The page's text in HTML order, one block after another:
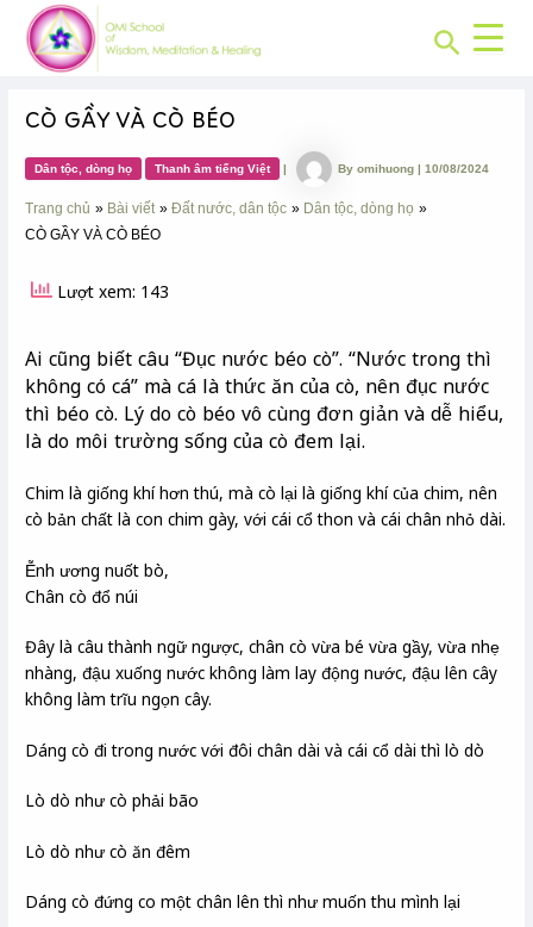
content
Search
CÒ GẦY VÀ CÒ BÉO
Dân tộc, dòng họ Thanh âm tiếng Việt | Byomihuong|10/08/2024
Trang chủ Bài viết Đất nước, dân tộc
Dân tộc, dòng họ
CÒ GẦY VÀ CÒ BÉO
Lượt xem: 143
Ai cũng biết câu “Đục nước béo cò”. “Nước trong thì
không có cá” mà cá là thức ăn của cò, nên đục nước
thì béo cò. Lý do cò béo vô cùng đơn giản và dễ hiểu,
là do môi trường sống của cò đem lại.
Chim là giống khí hơn thú, mà cò lại là giống khí của chim, nên
cò bản chất là con chim gày, với cái cổ thon và cái chân nhỏ dài.
Ễnh ương nuốt bò,
Chân cò đổ núi
Đây là câu thành ngữ ngược, chân cò vừa bé vừa gầy, vừa nhẹ
nhàng, đậu xuống nước không làm lay động nước, đậu lên cây
không làm trĩu ngọn cây.
Dáng cò đi trong nước với đôi chân dài và cái cổ dài thì lò dò
Lò dò như cò phải bão
Lò dò như cò ăn đêm
Dáng cò đứng co một chân lên thì như muốn thu mình lại
Post
navigation
CHUYÊN
MỤC: